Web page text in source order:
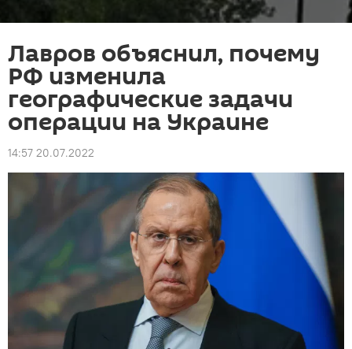
Лавров объяснил, почему
РФ изменила
географические задачи
операции на Украине
14:57 20.07.2022